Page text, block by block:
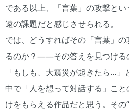
である以上、「言葉」の攻撃と
遠の課題だと感じさせられる。
では、どうすればその「言葉」
るのか？――その答えを見つける
「もしも、大震災が起きたら…
中で「人を想って対話する」こ
けをもらえる作品だと思う。そ